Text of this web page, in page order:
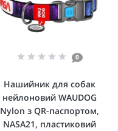
0
Нашийник для собак
нейлоновий WAUDOG
Nylon з QR-паспортом,
NASA21, пластиковий